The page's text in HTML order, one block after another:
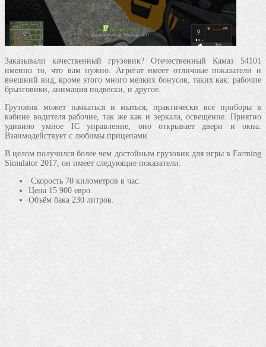
Заказывали качественный грузовик? Отечественный Камаз 54101
именно то, что вам нужно. Агрегат имеет отличные показатели и
внешний вид, кроме этого много мелких бонусов, таких как: рабочие
брызговики, анимация подвески, и другое.
Грузовик может пачкаться и мыться, практически все приборы в
кабине водителя рабочие, так же как и зеркала, освещение. Приятно
удивило умное IC управление, оно открывает двери и окна.
Взаимодействует с любимы прицепами.
В целом получился более чем достойным грузовик для игры в Farming
Simulator 2017, он имеет следующие показатели:
Скорость 70 километров в час.
Цена 15 900 евро.
Объём бака 230 литров.